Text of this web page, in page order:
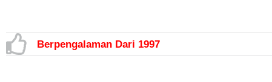
Berpengalaman Dari 1997